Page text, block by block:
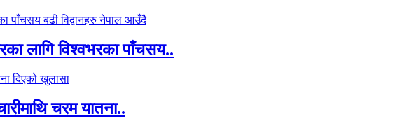
लागि विश्वभरका पाँचसय..
चरम यातना..